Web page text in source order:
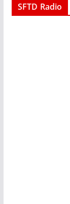
SFTD Radio